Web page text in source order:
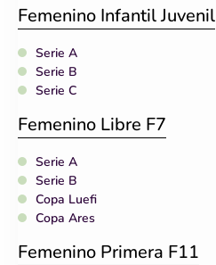
Femenino Infantil Juvenil
Serie A
Serie B
Serie C
Femenino Libre F7
Serie A
Serie B
Copa Luefi
Copa Ares
Femenino Primera F11